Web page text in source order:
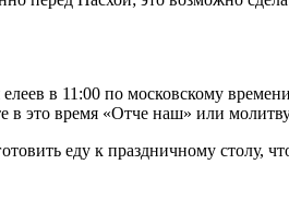
в 11:00 по московскому
в это время «Отче наш» или
еду к праздничному столу,